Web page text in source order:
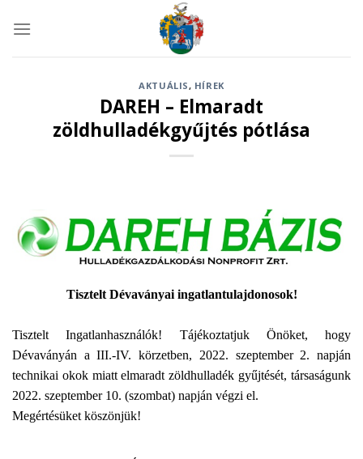
AKTUÁLIS, HÍREK
DAREH – Elmaradt
zöldhulladékgyűjtés pótlása
Tisztelt Dévaványai ingatlantulajdonosok!
Tisztelt Ingatlanhasználók! Tájékoztatjuk Önöket, hogy
Dévaványán a III.-IV. körzetben, 2022. szeptember 2. napján
technikai okok miatt elmaradt zöldhulladék gyűjtését, társaságunk
2022. szeptember 10. (szombat) napján végzi el.
Megértésüket köszönjük!